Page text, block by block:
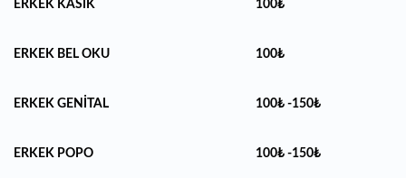
ERKEK KASIK 100₺
ERKEK BEL OKU 100₺
ERKEK GENİTAL 100₺ -150₺
ERKEK POPO 100₺ -150₺